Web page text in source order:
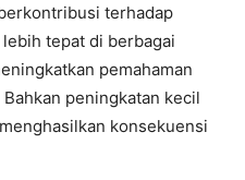
terhadap
tepat di berbagai
pemahaman
peningkatan kecil
konsekuensi